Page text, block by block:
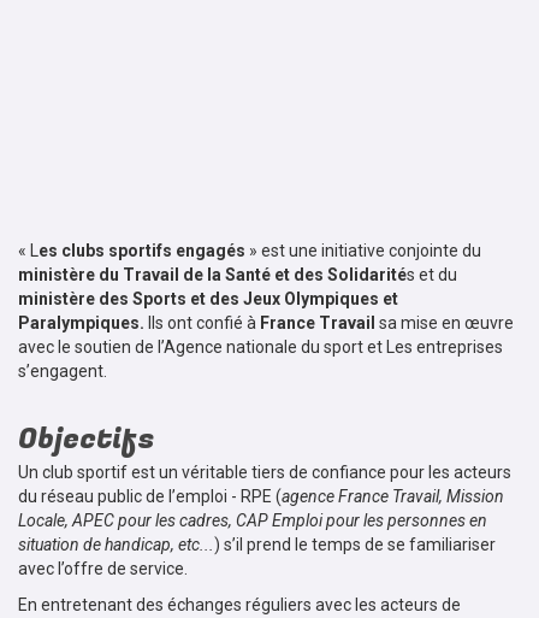
« L es clubs sportifs engagés » est une initiative conjointe du
ministère du Travail de la Santé et des Solidarités et du
ministère des Sports et des Jeux Olympiques et
Paralympiques. Ils ont confié à France Travail sa mise en œuvre
avec le soutien de l’Agence nationale du sport et Les entreprises
s’engagent.
Objectifs
Un club sportif est un véritable tiers de confiance pour les acteurs
du réseau public de l’emploi - RPE (agence France Travail, Mission
Locale, APEC pour les cadres, CAP Emploi pour les personnes en
situation de handicap, etc... ) s’il prend le temps de se familiariser
avec l’offre de service.
En entretenant des échanges réguliers avec les acteurs de